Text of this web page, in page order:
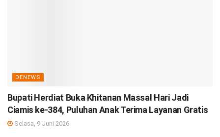
DENEWS
Bupati Herdiat Buka Khitanan Massal Hari Jadi
Ciamis ke-384, Puluhan Anak Terima Layanan Gratis
Selasa, 9 Juni 2026